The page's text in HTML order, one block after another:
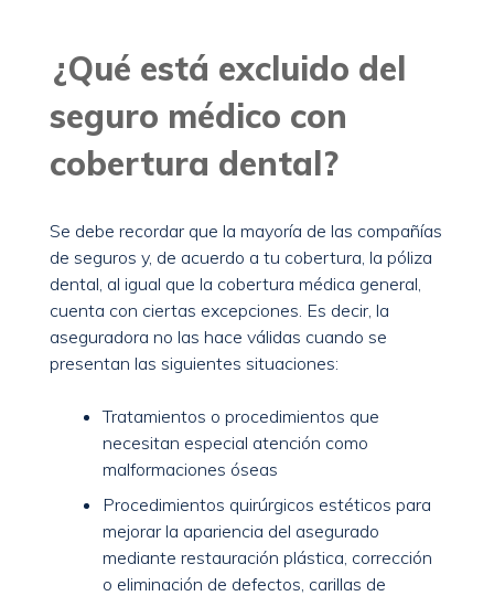
¿Qué está excluido del
seguro médico con
cobertura dental?
Se debe recordar que la mayoría de las compañías
de seguros y, de acuerdo a tu cobertura, la póliza
dental, al igual que la cobertura médica general,
cuenta con ciertas excepciones. Es decir, la
aseguradora no las hace válidas cuando se
presentan las siguientes situaciones:
Tratamientos o procedimientos que
necesitan especial atención como
malformaciones óseas
Procedimientos quirúrgicos estéticos para
mejorar la apariencia del asegurado
mediante restauración plástica, corrección
o eliminación de defectos, carillas de